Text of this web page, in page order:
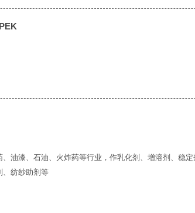
油漆、石油、火炸药等行业，作乳化剂、增溶剂、稳定
、纺纱助剂等